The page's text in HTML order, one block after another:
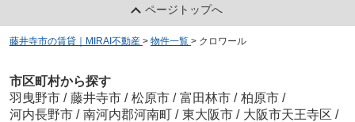
ページトップへ
藤井寺市の賃貸｜MIRAI不動産 > 物件一覧 > クロワール
市区町村から探す
羽曳野市 / 藤井寺市 / 松原市 / 富田林市 / 柏原市 /
河内長野市 / 南河内郡河南町 / 東大阪市 / 大阪市天王寺区 /